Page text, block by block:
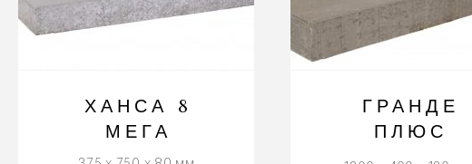
ХАНСА 8
МЕГА
ГРАНДЕ
ПЛЮС